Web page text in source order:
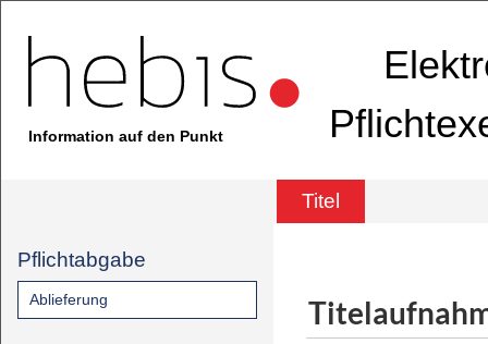
Information auf den Punkt
Titel
Pflichtabgabe
Ablieferung